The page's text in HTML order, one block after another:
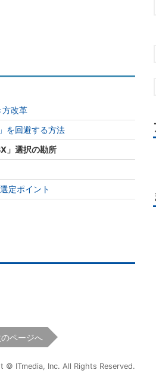
方改革
を回避する方法
」選択の勘所
定ポイント
のページへ
© ITmedia, Inc. All Rights Reserved.